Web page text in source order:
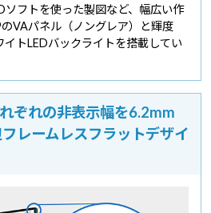
ソフトを使った製図など、幅広い作
VAパネル（ノングレア）と輝度
トLEDバックライトを搭載してい
ぞれの非表示幅を6.2mm
レームレスフラットデザイ